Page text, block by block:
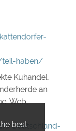
best
haben/
Kuhandel.
an
Web,
Deutschland-